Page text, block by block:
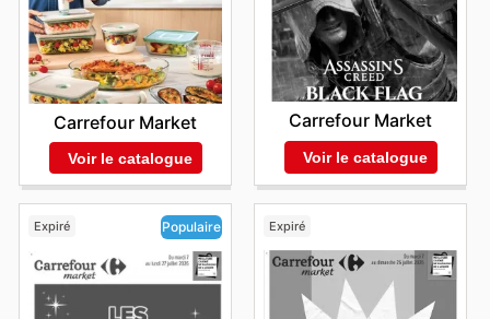
Carrefour Market
Voir le catalogue
Carrefour Market
Voir le catalogue
Expiré Populaire Expiré